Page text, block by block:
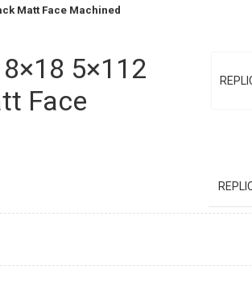
Matt Face Machined
5×112
Face